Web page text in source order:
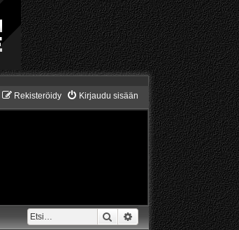
Kirjaudu sisään
Rekisteröidy
Etsi Tarkennettu haku